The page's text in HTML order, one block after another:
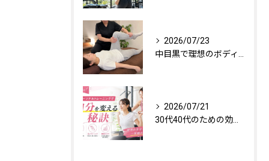
2026/07/23
中目黒で理想のボディを作る方法
2026/07/21
30代40代のための効果的トレーニング法